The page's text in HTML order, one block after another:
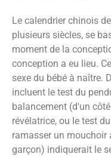
Le calendrier chinois
plusieurs siècles, se
moment de la
conception a eu lieu.
sexe du bébé à naître.
incluent le test du
balancement (d'un
révélatrice, ou le test
ramasser un mouchoir
garçon) indiquerait le